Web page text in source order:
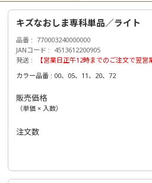
キズなおしま専科単品／ライト
品番
770003240000000
JANコード
4513612200905
発送
【営業日正午12時までのご注文で翌営
カラー品番 : 00、05、11、20、72
販売価格
（単価 × 入数）
注文数